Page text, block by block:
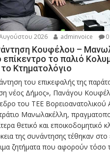
2026 adminvoice 0
Κουφέλου –
επίκεντρο το παλιό
το Κτηματολόγιο
του επικεφαλής της
νέος Δήμος», Πανάγου
του ΤΕΕ Βορειοανατολικού
Μανωλακέλλη,
θετικό και εποικοδομητικό
της συνάντησης τέθηκαν στο
ζητήματα που αφορούν τόσο